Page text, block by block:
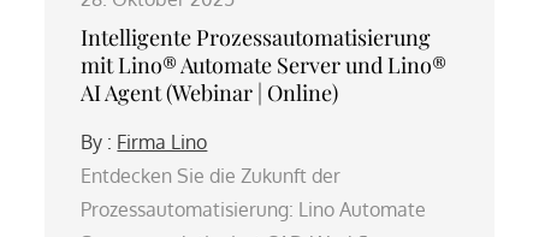
Intelligente Prozessautomatisierung
mit Lino® Automate Server und Lino®
AI Agent (Webinar | Online)
By : Firma Lino
Entdecken Sie die Zukunft der
Prozessautomatisierung: Lino Automate